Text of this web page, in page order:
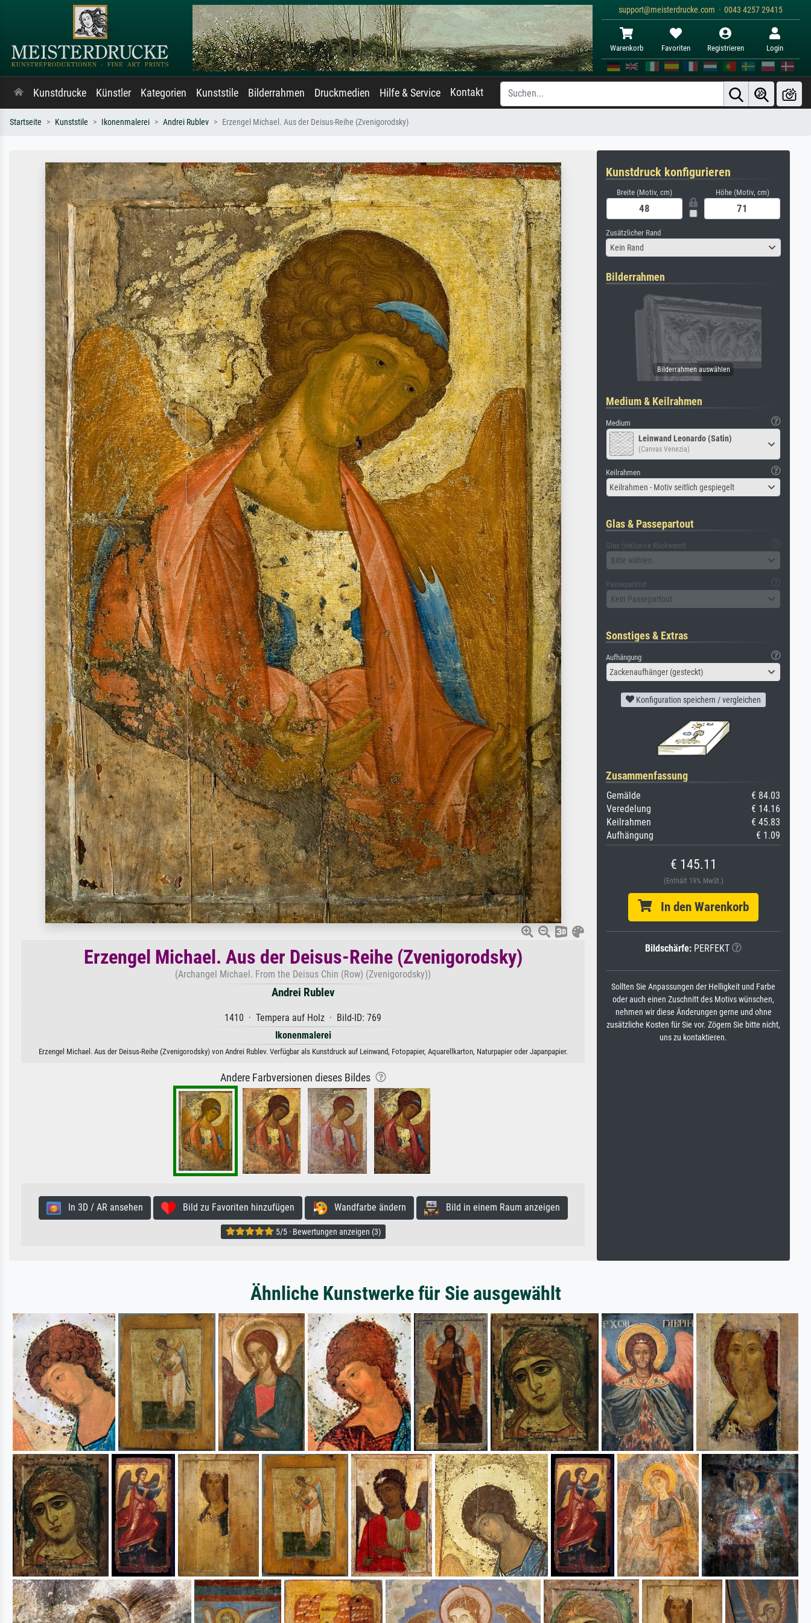
support@meisterdrucke.com · 0043 4257 29415
Warenkorb Favoriten Registrieren Login
Kunstdrucke Künstler Kategorien Kunststile Bilderrahmen Druckmedien Hilfe & Service Kontakt
Startseite Kunststile Ikonenmalerei Andrei Rublev Erzengel Michael. Aus der Deisus-Reihe (Zvenigorodsky)
Erzengel Michael. Aus der Deisus-Reihe (Zvenigorodsky)
(Archangel Michael. From the Deisus Chin (Row) (Zvenigorodsky))
Andrei Rublev
1410 · Tempera auf Holz · Bild-ID: 769
Ikonenmalerei
Erzengel Michael. Aus der Deisus-Reihe (Zvenigorodsky) von Andrei Rublev. Verfügbar als Kunstdruck auf Leinwand, Fotopapier, Aquarellkarton, Naturpapier oder Japanpapier.
Andere Farbversionen dieses Bildes
In 3D / AR ansehen Bild zu Favoriten hinzufügen Wandfarbe ändern Bild in einem Raum anzeigen
5/5 · Bewertungen anzeigen (3)
Kunstdruck konfigurieren
Breite (Motiv, cm) Höhe (Motiv, cm)
Zusätzlicher Rand
Kein Rand
Bilderrahmen
Medium & Keilrahmen
Medium
Leinwand Leonardo (Satin)
(Canvas Venezia)
Keilrahmen
Keilrahmen - Motiv seitlich gespiegelt
Glas & Passepartout
Glas (inklusive Rückwand)
Bitte wählen
Passepartout
Kein Passepartout
Sonstiges & Extras
Aufhängung
Zackenaufhänger (gesteckt)
Konfiguration speichern / vergleichen
Zusammenfassung
Gemälde
€ 84.03
Veredelung
€ 14.16
Keilrahmen
€ 45.83
Aufhängung
€ 1.09
€ 145.11
(Enthält 19% MwSt.)
In den Warenkorb
Bildschärfe: PERFEKT
Sollten Sie Anpassungen der Helligkeit und Farbe
oder auch einen Zuschnitt des Motivs wünschen,
nehmen wir diese Änderungen gerne und ohne
zusätzliche Kosten für Sie vor. Zögern Sie bitte nicht,
uns zu kontaktieren.
Ähnliche Kunstwerke für Sie ausgewählt